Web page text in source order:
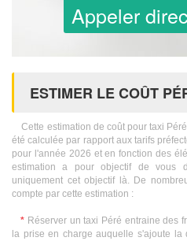
Appeler
ESTIMER LE COÛT
Cette estimation de coût pour taxi
été calculée par rapport aux tarifs
pour l'année 2026 et en fonction des
estimation a pour objectif de vous
uniquement cet objectif là. De
compte par cette estimation :
* Réserver un taxi Péré entraine des
la prise en charge auquelle s'ajoute